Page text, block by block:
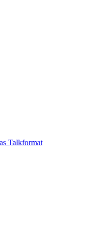
Talkformat